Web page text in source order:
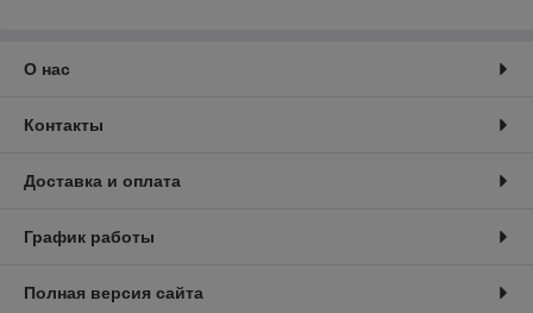
О нас
Контакты
Доставка и оплата
График работы
Полная версия сайта